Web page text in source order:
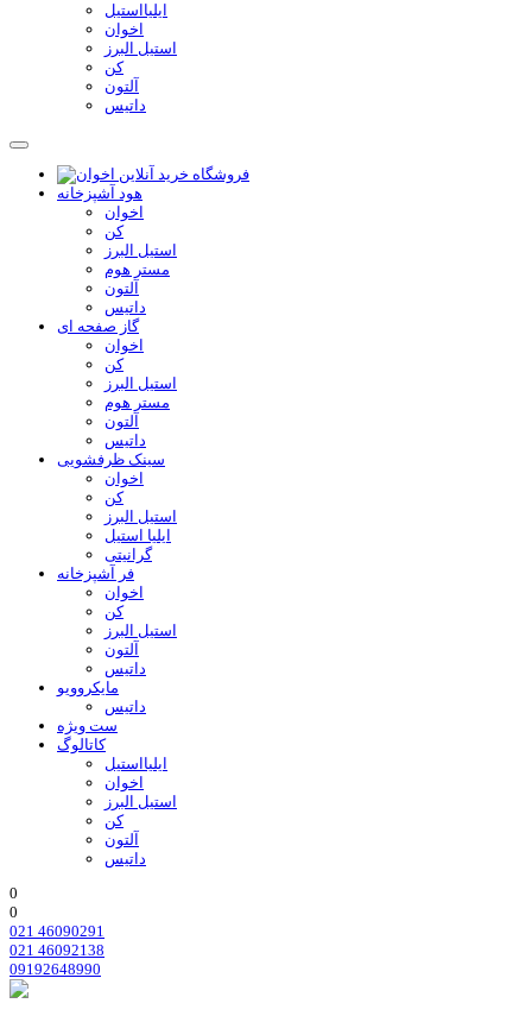
ایلیااستیل
اخوان
استیل البرز
کن
آلتون
داتیس
هود آشپزخانه
اخوان
کن
استیل البرز
مستر هوم
آلتون
داتیس
گاز صفحه ای
اخوان
کن
استیل البرز
مستر هوم
آلتون
داتیس
سینک ظرفشویی
اخوان
کن
استیل البرز
ایلیا استیل
گرانیتی
فر آشپزخانه
اخوان
کن
استیل البرز
آلتون
داتیس
مایکروویو
داتیس
ست ویژه
کاتالوگ
ایلیااستیل
اخوان
استیل البرز
کن
آلتون
داتیس
0
0
021 46090291
021 46092138
09192648990